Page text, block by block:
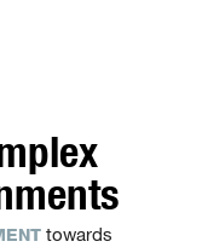
towards